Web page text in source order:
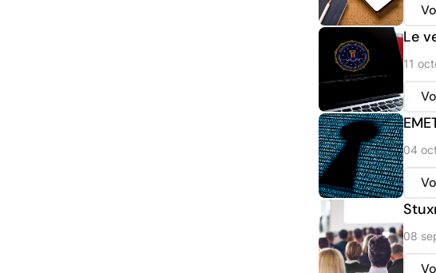
Le
11
04
08